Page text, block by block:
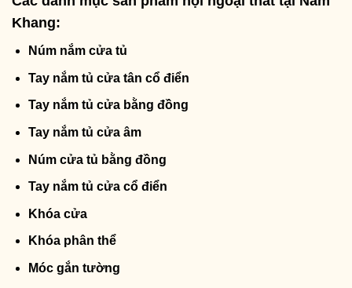
Khang:
Núm nắm cửa tủ
Tay nắm tủ cửa tân cổ điển
Tay nắm tủ cửa bằng đồng
Tay nắm tủ cửa âm
Núm cửa tủ bằng đồng
Tay nắm tủ cửa cổ điển
Khóa cửa
Khóa phân thể
Móc gắn tường